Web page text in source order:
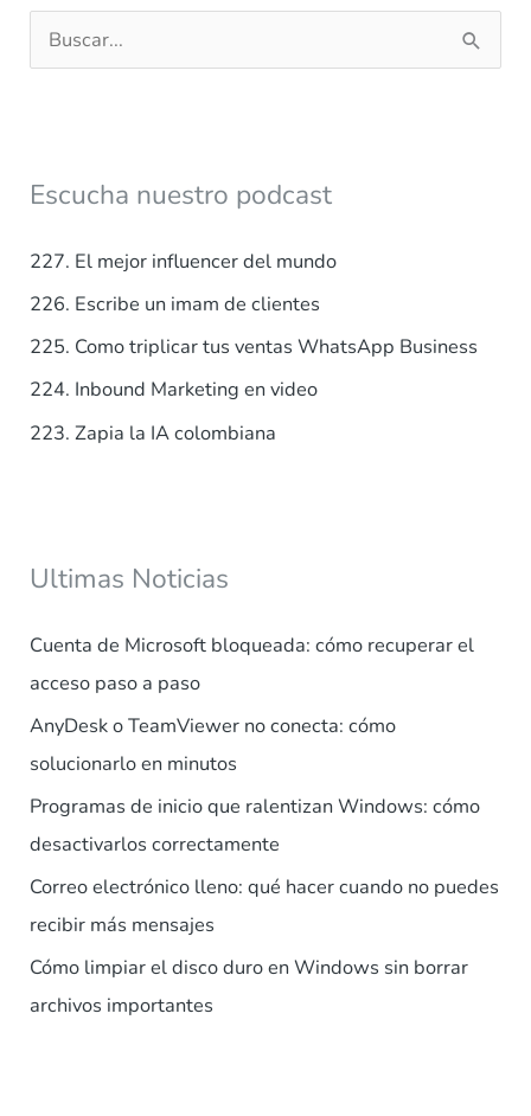
u
a
p
o
Escucha nuestro podcast
227. El mejor influencer del mundo
226. Escribe un imam de clientes
225. Como triplicar tus ventas WhatsApp Business
224. Inbound Marketing en video
223. Zapia la IA colombiana
Ultimas Noticias
Cuenta de Microsoft bloqueada: cómo recuperar el
acceso paso a paso
AnyDesk o TeamViewer no conecta: cómo
solucionarlo en minutos
Programas de inicio que ralentizan Windows: cómo
desactivarlos correctamente
Correo electrónico lleno: qué hacer cuando no puedes
recibir más mensajes
Cómo limpiar el disco duro en Windows sin borrar
archivos importantes